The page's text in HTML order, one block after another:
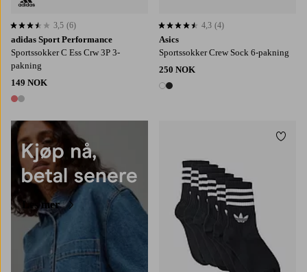
adidas Sport Performance
Sportssokker C Ess Crw 3P 3-
pakning
149 NOK
2 farger
3,5 basert på 6 karaktergivninger
3,5 (6)
Asics
Sportssokker Crew Sock 6-pakning
250 NOK
2 farger
4,3 basert på 4 karaktergivninger
4,3 (4)
Les mer
37/39 40/4243/45